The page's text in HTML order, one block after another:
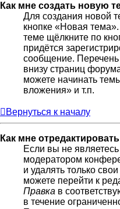
Как мне создать новую
Для создания новой
кнопке «Новая
теме щёлкните по
придётся
сообщение. Перечень
внизу страниц
можете начинать
вложения» и т.п.
Вернуться к началу
Как мне
Если вы не
модератором
и удалять только
можете перейти к
Правка в
в течение